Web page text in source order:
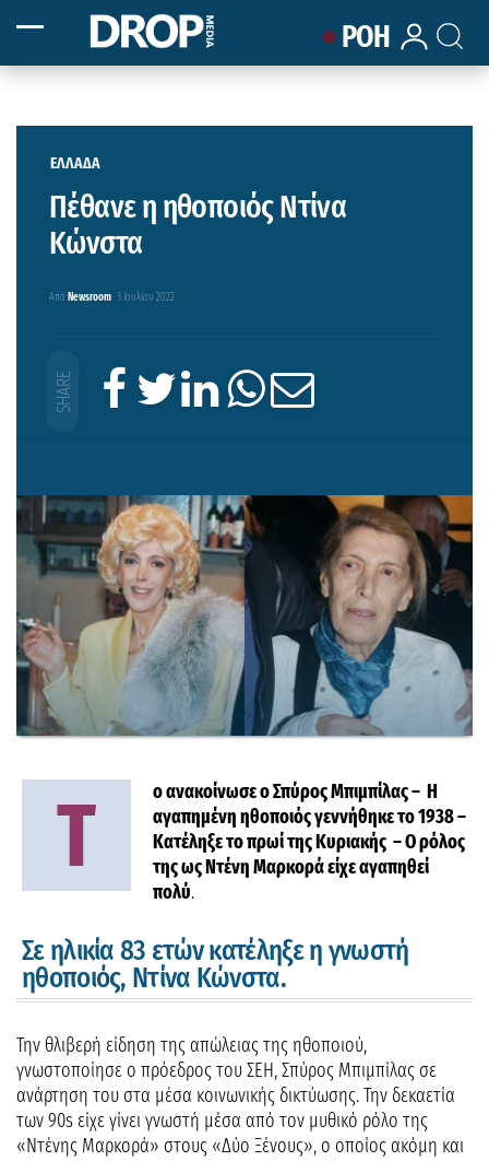
ΡΟΗ
ΕΛΛΑΔΑ
Πέθανε η ηθοποιός Ντίνα
Κώνστα
Από Newsroom 3 Ιουλίου 2022
Τ
ο ανακοίνωσε ο Σπύρος Μπιμπίλας – Η
αγαπημένη ηθοποιός γεννήθηκε το 1938 –
Κατέληξε το πρωί της Κυριακής – Ο ρόλος
της ως Ντένη Μαρκορά είχε αγαπηθεί
πολύ.
Σε ηλικία 83 ετών κατέληξε η γνωστή
ηθοποιός, Ντίνα Κώνστα.
Την θλιβερή είδηση της απώλειας της ηθοποιού,
γνωστοποίησε ο πρόεδρος του ΣΕΗ, Σπύρος Μπιμπίλας σε
ανάρτηση του στα μέσα κοινωνικής δικτύωσης. Την δεκαετία
των 90s είχε γίνει γνωστή μέσα από τον μυθικό ρόλο της
«Ντένης Μαρκορά» στους «Δύο Ξένους», ο οποίος ακόμη και